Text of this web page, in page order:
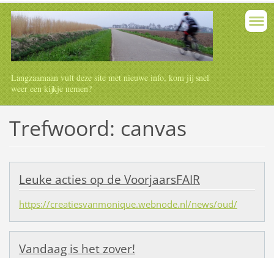
Langzaamaan vult deze site met nieuwe info, kom jij snel
weer een kijkje nemen?
Trefwoord: canvas
Leuke acties op de VoorjaarsFAIR
https://creatiesvanmonique.webnode.nl/news/oud/
Vandaag is het zover!